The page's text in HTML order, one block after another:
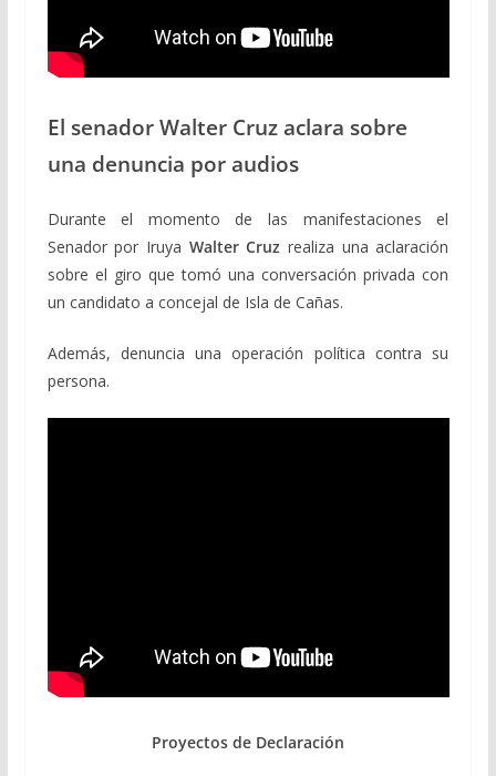
El senador Walter Cruz aclara sobre
una denuncia por audios
Durante el momento de las manifestaciones el
Senador por Iruya Walter Cruz realiza una aclaración
sobre el giro que tomó una conversación privada con
un candidato a concejal de Isla de Cañas.
Además, denuncia una operación política contra su
persona.
Proyectos de Declaración